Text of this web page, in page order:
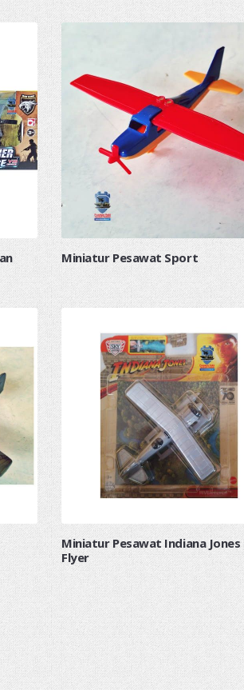
Miniatur Pesawat Sport
Miniatur Pesawat Indiana Jones
Flyer